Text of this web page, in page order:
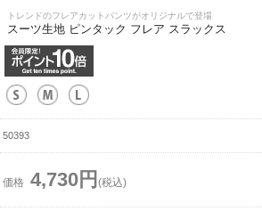
トレンドのフレアカットパンツがオリジナルで登場
スーツ生地 ピンタック フレア スラックス
50393
価格 4,730円 (税込)